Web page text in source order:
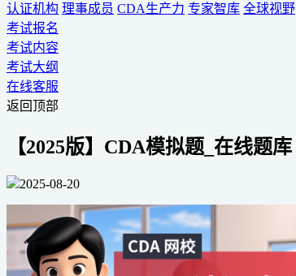
认证机构 理事成员 CDA生产力 专家智库 全球视野
考试报名
考试内容
考试大纲
在线客服
返回顶部
【2025版】CDA模拟题_在线题库
2025-08-20